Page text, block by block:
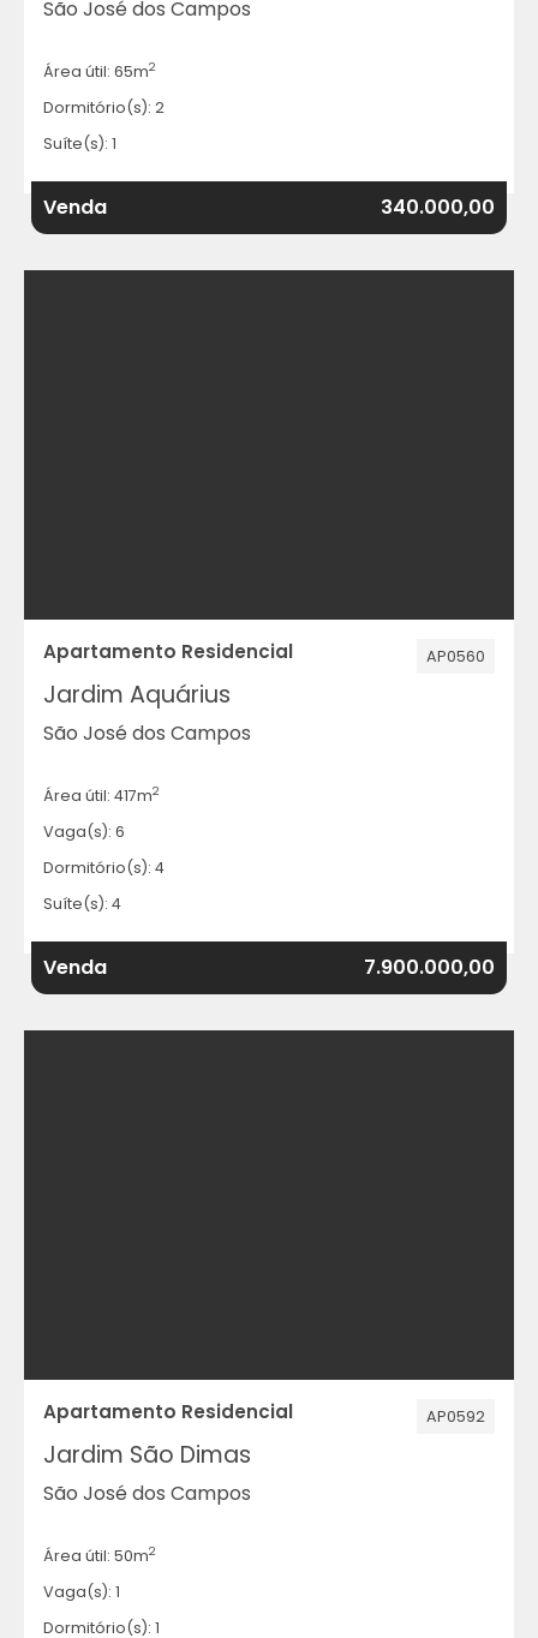
São José dos Campos
Área útil: 65m2
Dormitório(s): 2
Suíte(s): 1
Venda 340.000,00
Apartamento Residencial AP0560
Jardim Aquárius
São José dos Campos
Área útil: 417m2
Vaga(s): 6
Dormitório(s): 4
Suíte(s): 4
Venda 7.900.000,00
Apartamento Residencial AP0592
Jardim São Dimas
São José dos Campos
Área útil: 50m2
Vaga(s): 1
Dormitório(s): 1